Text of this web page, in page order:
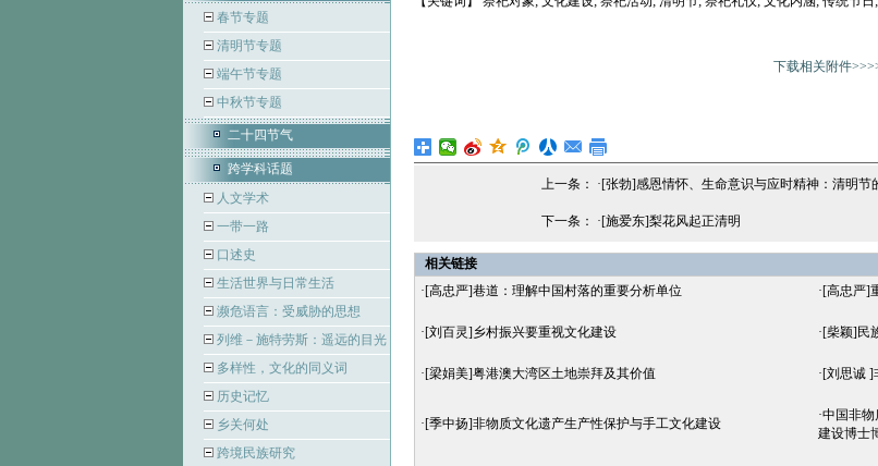
春节专题
清明节专题
端午节专题
中秋节专题
二十四节气
跨学科话题
人文学术
一带一路
口述史
生活世界与日常生活
濒危语言：受威胁的思想
列维－施特劳斯：遥远的目光
多样性，文化的同义词
历史记忆
乡关何处
跨境民族研究
下载相关附件
上一条： ·[张勃]感恩情怀、生命意识与应时精神：清明节
下一条： ·[施爱东]梨花风起正清明
相关链接
·[高忠严]巷道：理解中国村落的重要分析单位 ·[高忠严]
·[刘百灵]乡村振兴要重视文化建设 ·[柴颖]民
·[梁娟美]粤港澳大湾区土地崇拜及其价值 ·[刘思诚 ]
·[季中扬]非物质文化遗产生产性保护与手工文化建设
·中国非物
建设博士